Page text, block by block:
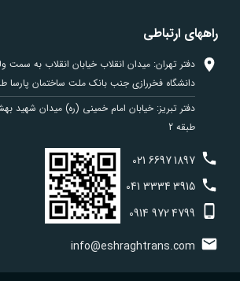
راههای ارتباطی
دفتر تهران: میدان انقلاب خیابان انقلاب به سمت
دانشگاه فخررازی جنب بانک ملت ساختمان پارسا طبقه 6
دفتر تبریز: خیابان امام خمینی (ره) میدان شهید
طبقه 2
021 66971897
041 33343915
0914 9724799
info@eshraghtrans.com